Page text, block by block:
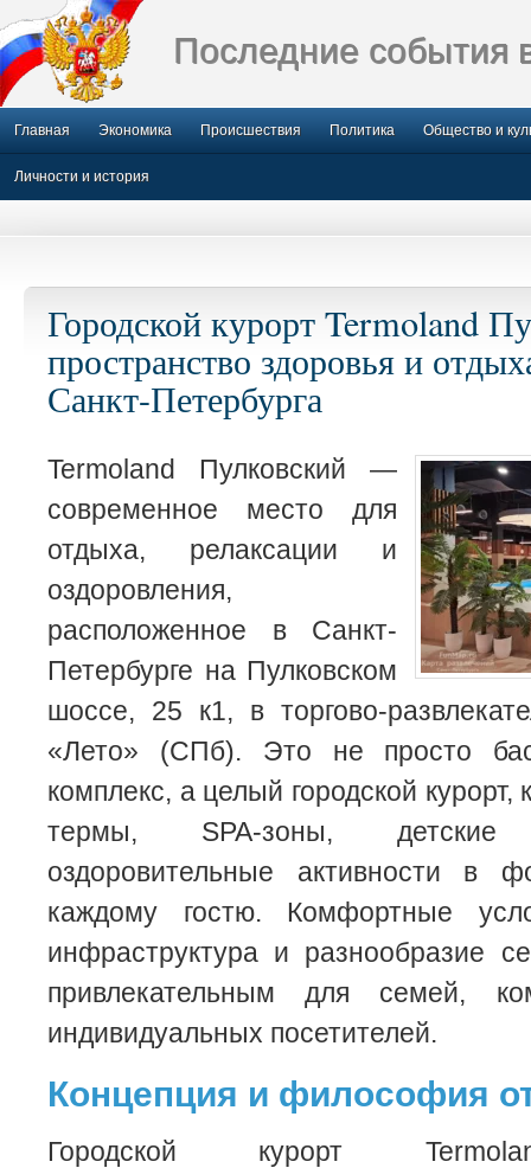
Последние события
Главная Экономика Происшествия Политика Общество и
Личности и история
Городской курорт Termoland
пространство здоровья и
Санкт-Петербурга
Termoland Пулковский —
современное место для
отдыха, релаксации и
оздоровления,
расположенное в Санкт-
Петербурге на Пулковском
шоссе, 25 к1, в торгово-
«Лето» (СПб). Это не просто
комплекс, а целый городской курорт,
термы, SPA-зоны,
оздоровительные активности в
каждому гостю. Комфортные
инфраструктура и разнообразие
привлекательным для семей,
индивидуальных посетителей.
Концепция и философия
Городской курорт